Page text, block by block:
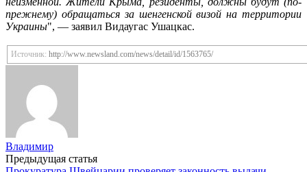
прежнему) обращаться за шенгенской визой на территории
Украины", — заявил Видаугас Ушацкас.
Источник: http://www.newsland.com/news/detail/id/1563765/
Владимир
Post
Предыдущая статья